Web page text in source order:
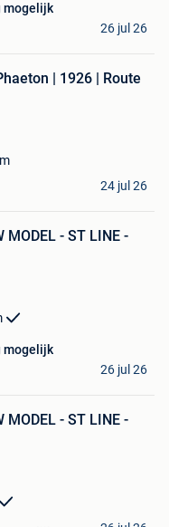
mogelijk
26 jul 26
| 1926 | Route
24 jul 26
MODEL - ST LINE -
mogelijk
26 jul 26
MODEL - ST LINE -